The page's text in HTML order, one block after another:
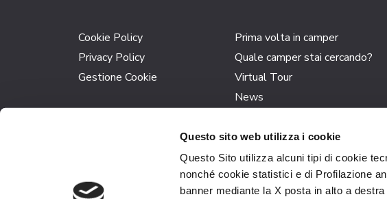
Questo sito web utilizza i cookie
Questo Sito utilizza alcuni tipi di cookie
nonché cookie statistici e di Profilazione
banner mediante la X posta in alto a
Cookie Policy
Privacy Policy
Gestione Cookie
Prima volta in camper
Quale camper stai cercando?
Virtual Tour
News
P.I. 01010530523 – C.F.
N° REA 13954 – Cap.